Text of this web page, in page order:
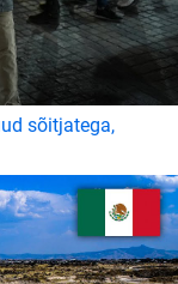
sõitjatega,